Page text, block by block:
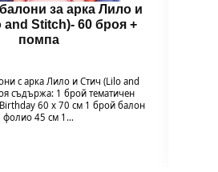
за арка Лило и
Stitch)- 60 броя +
помпа
с арка Лило и Стич (Lilo and
съдържа: 1 брой тематичен
60 х 70 см 1 брой балон
фолио 45 см 1…